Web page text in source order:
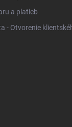
a platieb
- Otvorenie